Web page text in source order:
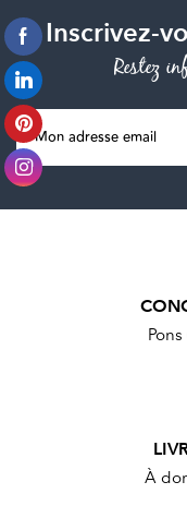
Inscrivez-
Restez
À